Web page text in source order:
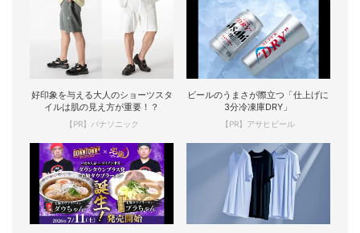
好印象を与える大人のショーツスタ
イルは肌の見え方が重要！？
【PR】パナソニック
ビールのうまさが際立つ「仕上げに
3分冷凍庫DRY」
【PR】アサヒビール